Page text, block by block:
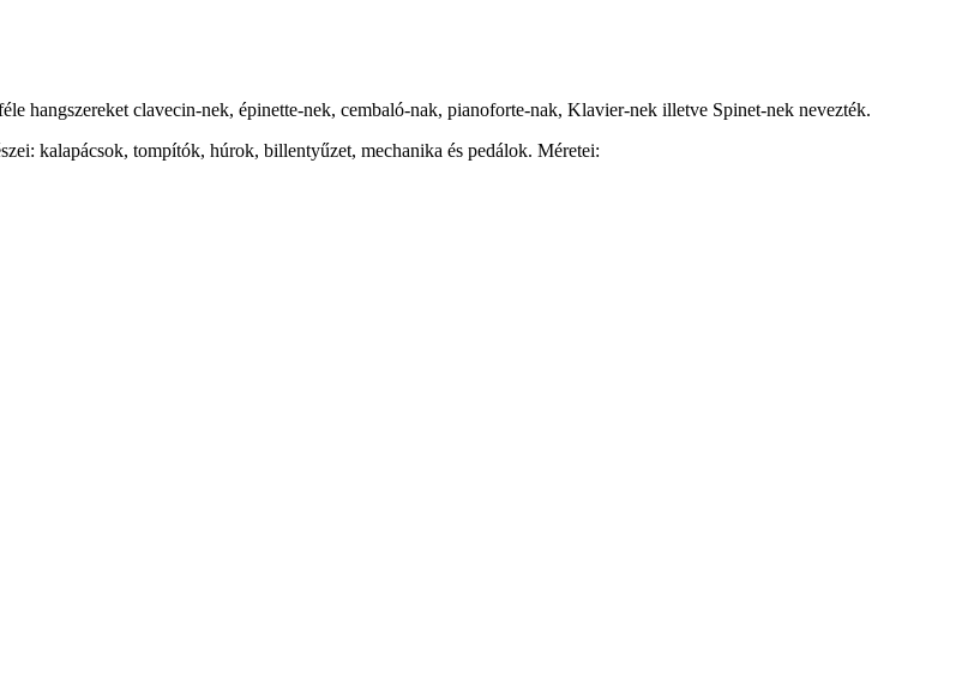
hangszereket clavecin-nek, épinette-nek, cembaló-nak, pianoforte-nak, Klavier-nek illetve Spinet-nek nevezték.
kalapácsok, tompítók, húrok, billentyűzet, mechanika és pedálok. Méretei: